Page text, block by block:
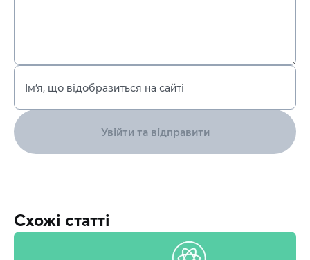
Ім’я, що відобразиться на сайті
Увійти та відправити
Схожі статті